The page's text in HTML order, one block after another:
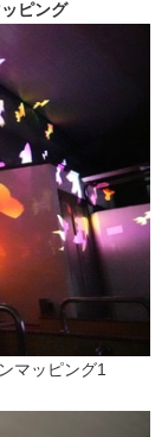
ピング
マッピング1